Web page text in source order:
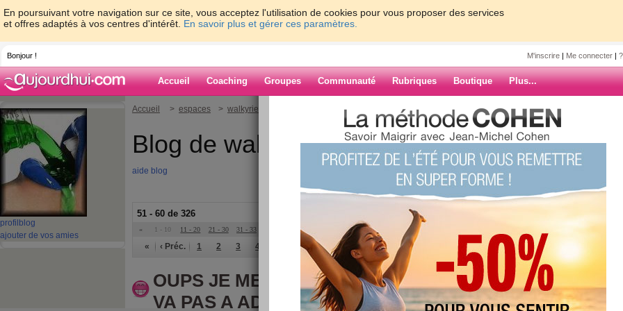
En poursuivant votre navigation sur ce site, vous acceptez l'utilisation de cookies pour vous proposer des services
et offres adaptés à vos centres d'intérêt. En savoir plus et gérer ces paramètres.
Bonjour ! M'inscrire | Me connecter |
Accueil Coaching Groupes Communauté Rubriques Boutique Plus...
profil blog
ajouter de vos amies
Accueil > espaces > walkyrie2
Blog de walkyrie2
aide blog
51 - 60 de 326
« 1 - 10 11 - 20 21 - 30 31 - 33
« ‹ Préc. 1 2 3 4 7 8 9 10 Suiv. ›
OUPS JE ME SUIS LOUPEE, ON
VA PAS A ADELAÏDE MAIS A
ARCHIVES